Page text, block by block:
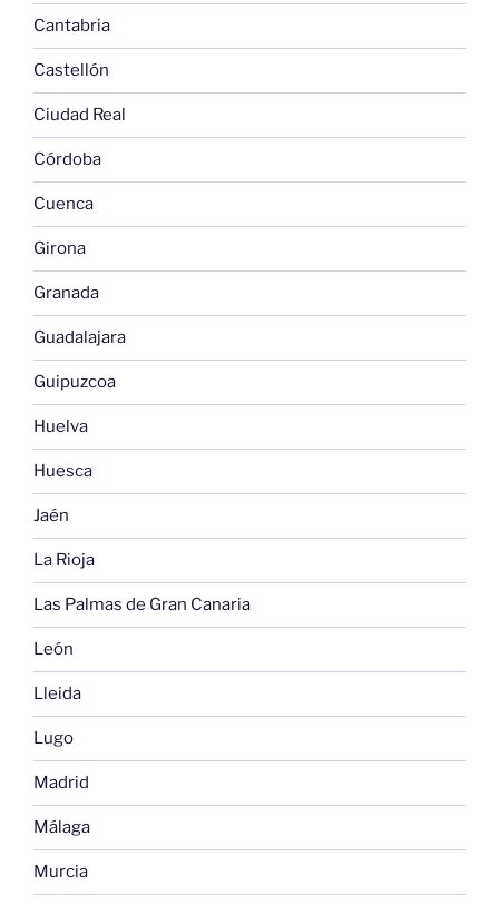
Cantabria
Castellón
Ciudad Real
Córdoba
Cuenca
Girona
Granada
Guadalajara
Guipuzcoa
Huelva
Huesca
Jaén
La Rioja
Las Palmas de Gran Canaria
León
Lleida
Lugo
Madrid
Málaga
Murcia